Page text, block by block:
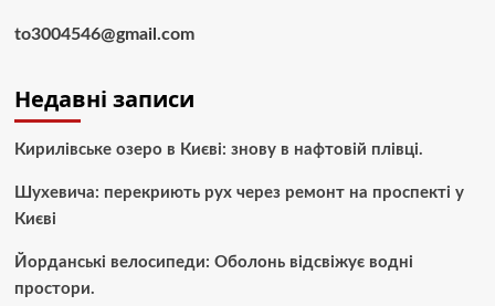
to3004546@gmail.com
Недавні записи
Кирилівське озеро в Києві: знову в нафтовій плівці.
Шухевича: перекриють рух через ремонт на проспекті у
Києві
Йорданські велосипеди: Оболонь відсвіжує водні
простори.